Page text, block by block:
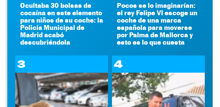
Ocultaba 30 bolsas de
cocaína en este elemento
para niños de su coche: la
Policía Municipal de
Madrid acabó
descubriéndola
Pocos se lo imaginarían:
el rey Felipe VI escoge un
coche de una marca
española para moverse
por Palma de Mallorca y
esto es lo que cuesta
3 4